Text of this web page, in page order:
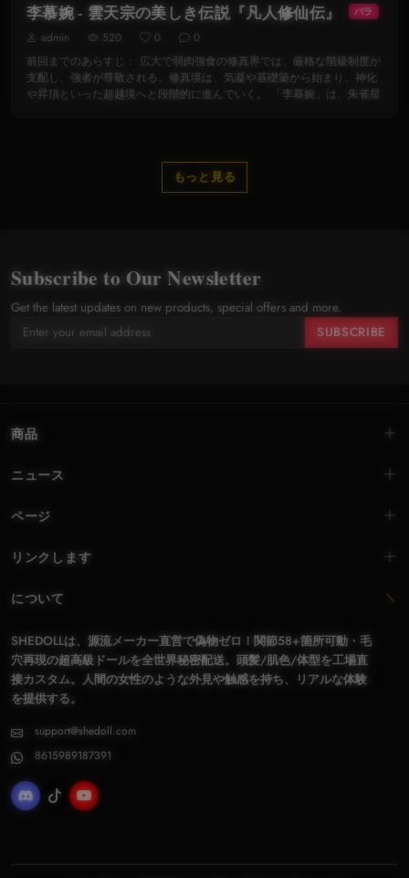
李慕婉 - 雲天宗の美しき伝説『凡人修仙伝』 バラ
admin 520 0
0
前回までのあらすじ： 広大で弱肉強食の修真界では、厳格な階級制度が
支配し、強者が尊敬される。修真境は、気凝や基礎築から始まり、神化
や昇頂といった超越境へと段階的に進んでいく。 「李慕婉」は、朱雀星
もっと見る
Subscribe to Our Newsletter
Get the latest updates on new products, special offers and more.
SUBSCRIBE
商品
ニュース
ページ
リンクします
について
SHEDOLLは、源流メーカー直営で偽物ゼロ！関節58+箇所可動・毛
穴再現の超高級ドールを全世界秘密配送。頭髪/肌色/体型を工場直
接カスタム。人間の女性のような外見や触感を持ち、リアルな体験
を提供する。
support@shedoll.com
8615989187391